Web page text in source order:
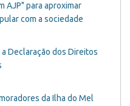
AJP" para aproximar
com a sociedade
Declaração dos Direitos
da Ilha do Mel